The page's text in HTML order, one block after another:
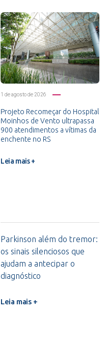
1 de agosto de 2026
Projeto Recomeçar do Hospital
Moinhos de Vento ultrapassa
900 atendimentos a vítimas da
enchente no RS
Leia mais +
Parkinson além do tremor:
os sinais silenciosos que
ajudam a antecipar o
diagnóstico
Leia mais +